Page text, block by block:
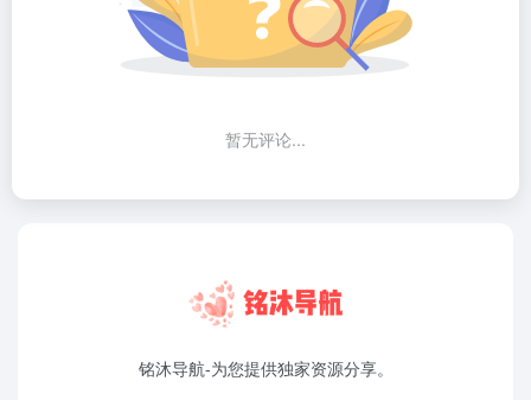
暂无评论...
铭沐导航-为您提供独家资源分享。